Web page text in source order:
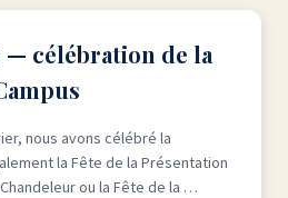
— célébration de la
nous avons célébré la
la Fête de la Présentation
ou la Fête de la …